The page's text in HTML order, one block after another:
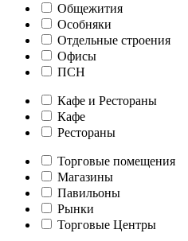
Общежития
Особняки
Отдельные строения
Офисы
ПСН
Кафе и Рестораны
Кафе
Рестораны
Торговые помещения
Магазины
Павильоны
Рынки
Торговые Центры